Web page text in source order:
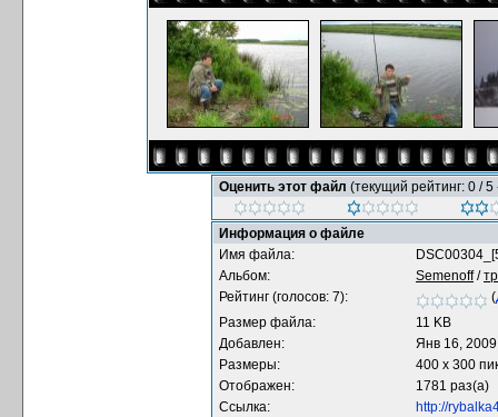
Оценить этот файл (текущий рейтинг: 0 / 5
Информация о файле
Имя файла:
Альбом:
Semenoff/
Рейтинг (голосов: 7):
(
Размер файла:
11 KB
Добавлен:
Янв 16, 2009
Размеры:
400 x 300
Отображен:
1781 раз(а)
Ссылка:
http://